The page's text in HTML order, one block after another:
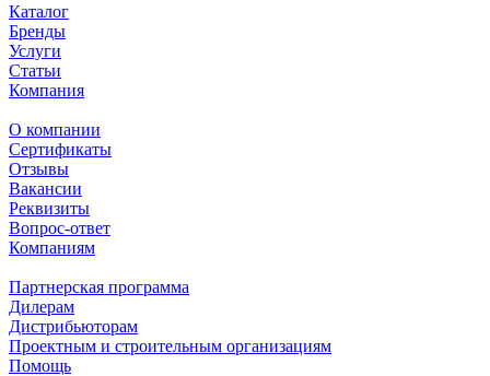
Каталог
Бренды
Услуги
Статьи
Компания
О компании
Сертификаты
Отзывы
Вакансии
Реквизиты
Вопрос-ответ
Компаниям
Партнерская программа
Дилерам
Дистрибьюторам
Проектным и строительным организациям
Помощь